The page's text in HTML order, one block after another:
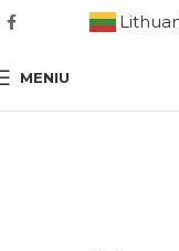
MENIU